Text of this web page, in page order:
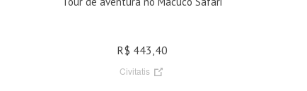
R$ 443,40
Civitatis